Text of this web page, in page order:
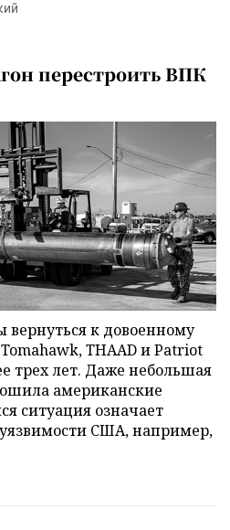
перестроить ВПК
вернуться к довоенному
THAAD и Patriot
трех лет. Даже небольшая
американские
ситуация означает
США, например,